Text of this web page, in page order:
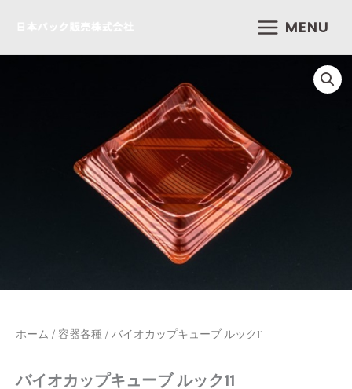
MENU
ホーム / 容器各種 / バイオカップキューブ ルック11
バイオカップキューブ ルック11